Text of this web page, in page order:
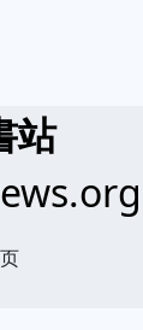
站